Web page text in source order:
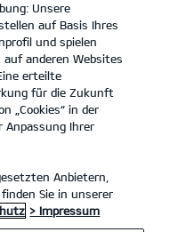
Unsere
auf Basis Ihres
und spielen
anderen Websites
erteilte
für die Zukunft
„Cookies“ in der
Anpassung Ihrer
Anbietern,
Sie in unserer
> Impressum